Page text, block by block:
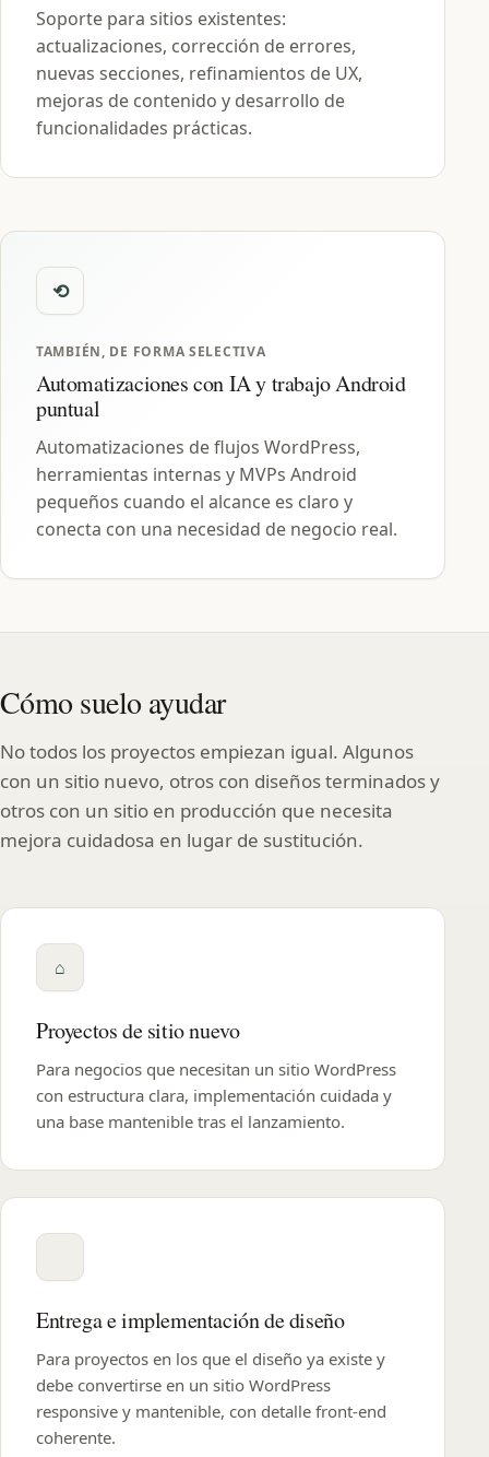
Soporte para sitios existentes:
actualizaciones, corrección de errores,
nuevas secciones, refinamientos de UX,
mejoras de contenido y desarrollo de
funcionalidades prácticas.
TAMBIÉN, DE FORMA SELECTIVA
Automatizaciones con IA y trabajo Android
puntual
Automatizaciones de flujos WordPress,
herramientas internas y MVPs Android
pequeños cuando el alcance es claro y
conecta con una necesidad de negocio real.
Cómo suelo ayudar
No todos los proyectos empiezan igual. Algunos
con un sitio nuevo, otros con diseños terminados y
otros con un sitio en producción que necesita
mejora cuidadosa en lugar de sustitución.
Proyectos de sitio nuevo
Para negocios que necesitan un sitio WordPress
con estructura clara, implementación cuidada y
una base mantenible tras el lanzamiento.
Entrega e implementación de diseño
Para proyectos en los que el diseño ya existe y
debe convertirse en un sitio WordPress
responsive y mantenible, con detalle front-end
coherente.